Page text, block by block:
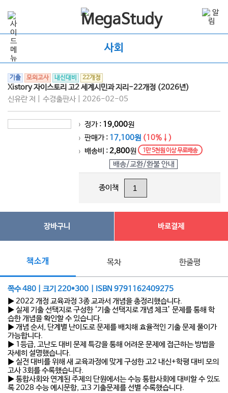
사회
기출 모의고사 내신대비 22개정
Xistory 자이스토리 고2 세계시민과 지리-22개정 (2026년)
신유란 저 | 수경출판사 | 2026-02-05
> 정가 : 19,000원
> 판매가 : 17,100원 (10%↓)
> 배송비 :2,800원 1만 5천원 이상 무료배송
배송/교환/환불 안내
종이책
장바구니 바로결제
책소개 목차 한줄평
쪽수 480 | 크기 220*300 | ISBN 9791162409275
▶ 2022 개정 교육과정 3종 교과서 개념을 총정리했습니다.
▶ 실제 기출 선택지로 구성한 ‘기출 선택지로 개념 체크’ 문제를 통해 학
습한 개념을 확인할 수 있습니다.
▶ 개념 순서, 단계별 난이도로 문제를 배치해 효율적인 기출 문제 풀이가
가능합니다.
▶ 1등급, 고난도 대비 문제 특강을 통해 어려운 문제에 접근하는 방법을
자세히 설명했습니다.
▶ 실전 대비를 위해 새 교육과정에 맞게 구성한 고2 내신+학평 대비 모의
고사 3회를 수록했습니다.
▶ 통합사회와 연계된 주제의 단원에서는 수능 통합사회에 대비할 수 있도
록 2028 수능 예시문항, 고3 기출문제를 선별 수록했습니다.